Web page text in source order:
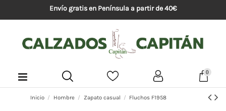
Envío gratis en Península a partir de 40€
0
Inicio Hombre Zapato casual Fluchos F1958